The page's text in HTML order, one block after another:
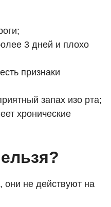
3 дней и плохо
признаки
запах изо рта;
хронические
они не действуют на